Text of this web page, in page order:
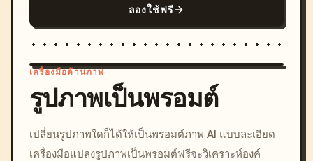
ลองใช้ฟรี
c, cyberpunk sunset, neon
colors, 8k --v 6.0
เครื่องมือด้านภาพ
รูปภาพเป็นพรอมต์
เปลี่ยนรูปภาพใดก็ได้ให้เป็นพรอมต์ภาพ AI แบบละเอียด
เครื่องมือแปลงรูปภาพเป็นพรอมต์ฟรีจะวิเคราะห์องค์